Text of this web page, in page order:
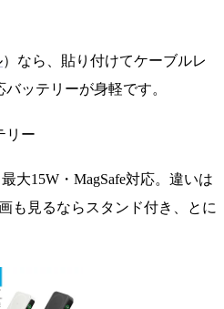
）なら、貼り付けてケーブルレ
ッテリーが身軽です。
リー
大15W・MagSafe対応。違いは
も見るならスタンド付き、とに